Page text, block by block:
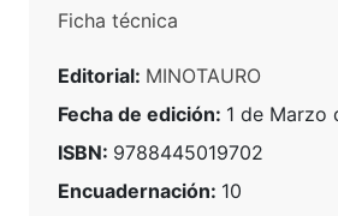
Ficha técnica
Editorial: MINOTAURO
Fecha de edición: 1 de Marzo
ISBN: 9788445019702
Encuadernación: 10